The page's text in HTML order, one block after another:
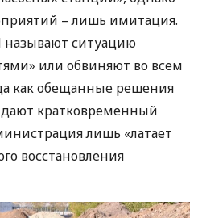
– лишь имитация.
ситуацию
или обвиняют во всем
как обещанные решения
дают кратковременный
лишь «латает
восстановления